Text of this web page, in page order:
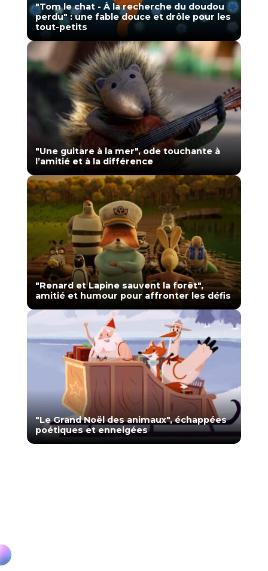
"Tom le chat - À la recherche du doudou
perdu" : une fable douce et drôle pour les
tout-petits
"Une guitare à la mer", ode touchante à
l’amitié et à la différence
"Renard et Lapine sauvent la forêt",
amitié et humour pour affronter les défis
"Le Grand Noël des animaux", échappées
poétiques et enneigées